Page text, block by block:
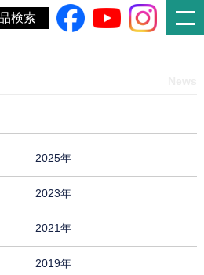
検索
感染者の発生について
2025年
2023年
2021年
2019年